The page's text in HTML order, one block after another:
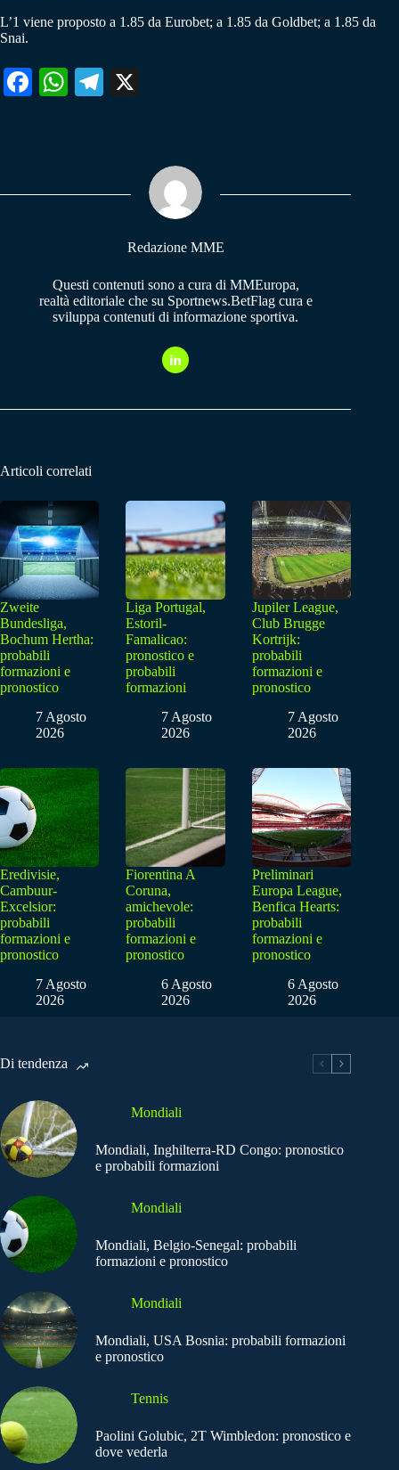
L’1 viene proposto a 1.85 da Eurobet; a 1.85 da Goldbet; a 1.85 da
Snai.
Fa W
pp
Te
m
Redazione MME
Questi contenuti sono a cura di MMEuropa,
realtà editoriale che su Sportnews.BetFlag cura e
sviluppa contenuti di informazione sportiva.
Articoli correlati
Zweite
Bundesliga,
Bochum Hertha:
probabili
formazioni e
pronostico
7 Agosto
2026
Liga Portugal,
Estoril-
Famalicao:
pronostico e
probabili
formazioni
7 Agosto
2026
Jupiler League,
Club Brugge
Kortrijk:
probabili
formazioni e
pronostico
7 Agosto
2026
Eredivisie,
Cambuur-
Excelsior:
probabili
formazioni e
pronostico
7 Agosto
2026
Fiorentina A
Coruna,
amichevole:
probabili
formazioni e
pronostico
6 Agosto
2026
Preliminari
Europa League,
Benfica Hearts:
probabili
formazioni e
pronostico
6 Agosto
2026
Di tendenza
Mondiali
Mondiali, Inghilterra-RD Congo: pronostico
e probabili formazioni
Mondiali
Mondiali, Belgio-Senegal: probabili
formazioni e pronostico
Mondiali
Mondiali, USA Bosnia: probabili formazioni
e pronostico
Tennis
Paolini Golubic, 2T Wimbledon: pronostico e
dove vederla